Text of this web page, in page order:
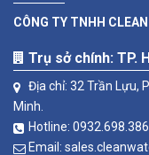
CÔNG TY TNHH
Trụ sở chính: TP.
Địa chỉ: 32 Trần Lựu,
Minh.
Hotline: 0932.698.386
Email: